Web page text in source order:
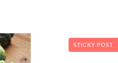
STICKY POST